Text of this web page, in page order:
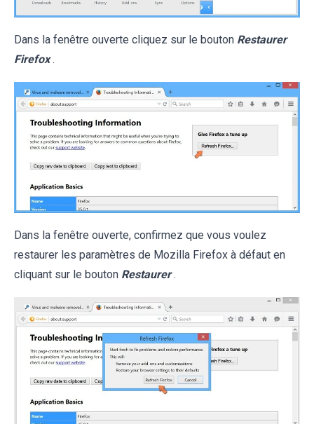
Dans la fenêtre ouverte cliquez sur le bouton Restaurer
Firefox .
Dans la fenêtre ouverte, confirmez que vous voulez
restaurer les paramètres de Mozilla Firefox à défaut en
cliquant sur le bouton Restaurer .